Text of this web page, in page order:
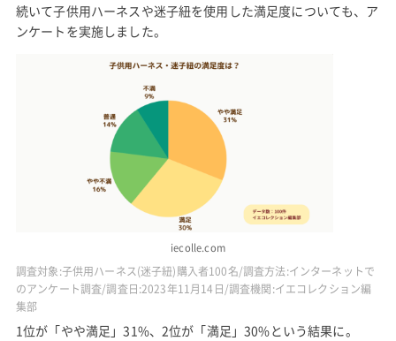
続いて子供用ハーネスや迷子紐を使用した満足度についても、ア
ンケートを実施しました。
iecolle.com
調査対象:子供用ハーネス(迷子紐)購入者100名/調査方法:インターネットで
のアンケート調査/調査日:2023年11月14日/調査機関:イエコレクション編
集部
1位が「やや満足」31%、2位が「満足」30%という結果に。